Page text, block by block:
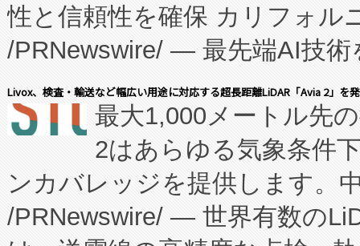
に、患者やサプライチェーン
キー方式で拡張性が高く、持
す。FCCM‑を活用した現地生
患者にとっての費用負担を大
のアクセスを大幅に拡大する
Fully-Connected Continuous
プログラムには、施設設計・
性と信頼性を確保 カリフォル
/PRNewswire/ — 最先端AI技術
会社エーアイ・アンド：本社
President原信平）と、エンタ
ードするVoltaiqは、日本にあ
ーエネルギー貯蔵システム（
た。 Voltaiq独自のAI搭載プラ
Livox、検査・輸送など幅広い用途に対応する超長距離LiDAR「Avia 2」を
最大1,000メートル先
2はあらゆる気象条件
ンカバレッジを提供します。
/PRNewswire/ — 世界有数の